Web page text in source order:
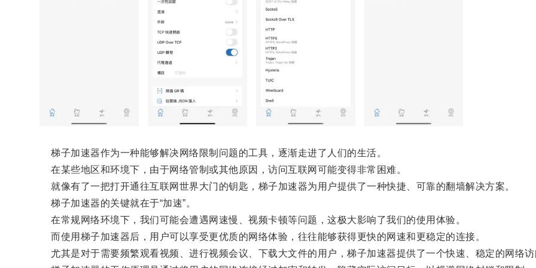
梯子加速器作为一种能够解决网络限制问题的工具，逐渐走进了人们的生活。
在某些地区和环境下，由于网络管制或其他原因，访问互联网可能变得非常困难。
就像有了一把打开通往互联网世界大门的钥匙，梯子加速器为用户提供了一种快捷、可靠的翻墙解决方案。
梯子加速器的关键就在于“加速”。
在常规网络环境下，我们可能会遭遇网速慢、视频卡顿等问题，这极大影响了我们的使用体验。
而使用梯子加速器后，用户可以享受更优质的网络体验，往往能够获得更快的网速和更稳定的连接。
尤其是对于需要频繁观看视频、进行视频会议、下载大文件的用户，梯子加速器提供了一个快速、稳定的网络